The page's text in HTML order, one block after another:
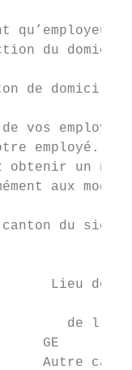
qu’employeur
du
de domicile
vos
employé.
obtenir un
aux
du siège
Lieu de
de
GE
Autre